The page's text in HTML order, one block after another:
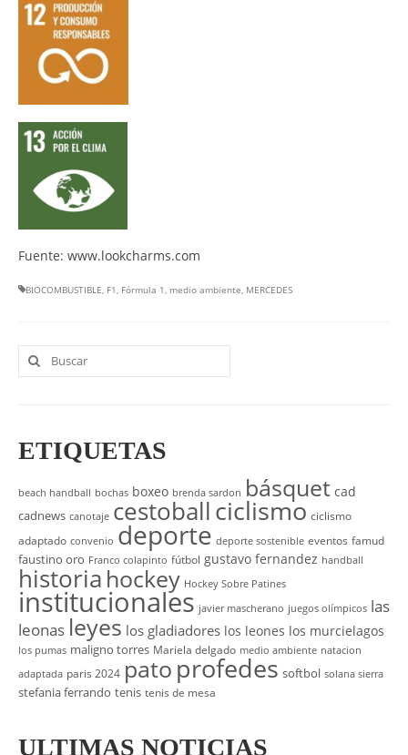
Fuente: www.lookcharms.com
BIOCOMBUSTIBLE F1 Fórmula 1 medio ambiente MERCEDES
Buscar
por:
ETIQUETAS
beach handball bochas boxeo brenda sardon básquet cad
cadnews canotaje cestoballciclismo ciclismo
adaptado convenio deporte deporte sostenible eventos famud
faustino oro Franco colapinto fútbol gustavo fernandez handball
historia hockey Hockey Sobre Patines
institucionales javier mascherano juegos olímpicos las
leonas leyes los gladiadores los leones los murcielagos
los pumas maligno torres Mariela delgado medio ambiente natacion
adaptada paris 2024 pato profedes softbol solana sierra
stefania ferrando tenis tenis de mesa
ULTIMAS NOTICIAS